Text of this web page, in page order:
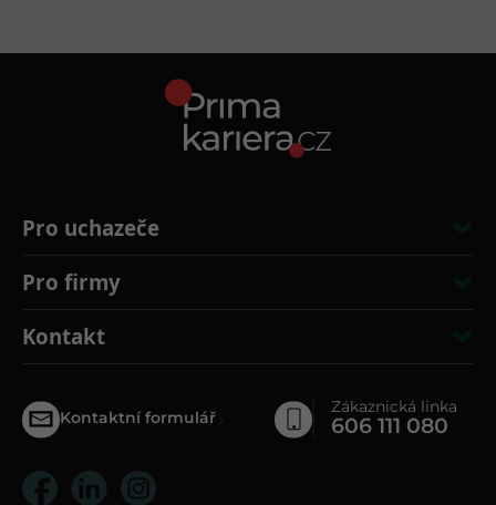
Pro uchazeče
Pro firmy
Kontakt
Kontaktní formulář› Zákaznická linka
606 111 080